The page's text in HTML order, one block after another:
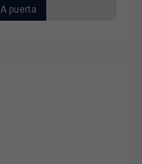
A puerta